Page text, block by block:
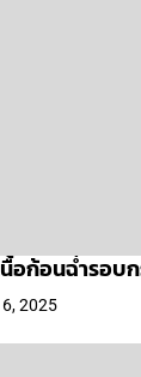
อก้อนฉ่ำรอบ
2025